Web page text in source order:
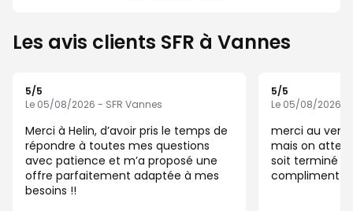
Les avis clients SFR à Vannes
5/5
Le 05/08/2026 - SFR Vannes
Merci à Helin, d’avoir pris le temps de
répondre à toutes mes questions
avec patience et m’a proposé une
offre parfaitement adaptée à mes
besoins !!
5/5
Le 05/08/2026 -
merci au
mais on
soit terminé
compliment